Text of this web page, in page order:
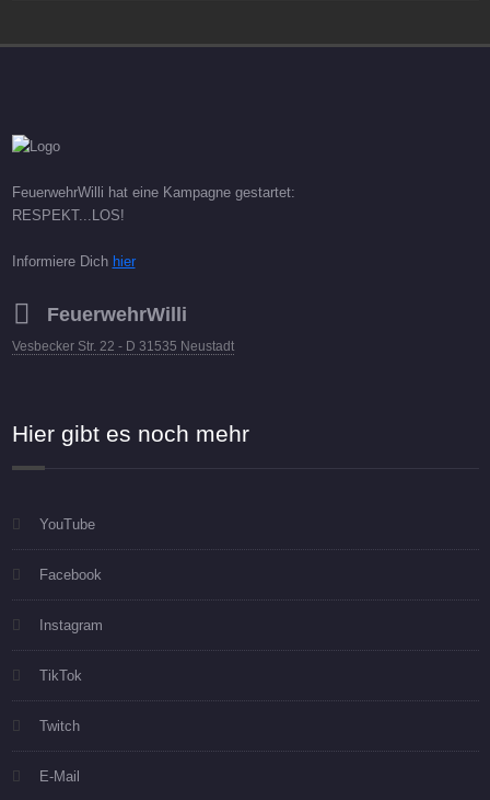
FeuerwehrWilli hat eine Kampagne gestartet:
RESPEKT...LOS!
Informiere Dich hier
FeuerwehrWilli
Vesbecker Str. 22 - D 31535 Neustadt
Hier gibt es noch mehr
YouTube
Facebook
Instagram
TikTok
Twitch
E-Mail